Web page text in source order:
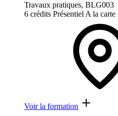
Travaux pratiques, BLG003
6 crédits Présentiel A la carte
Voir la formation